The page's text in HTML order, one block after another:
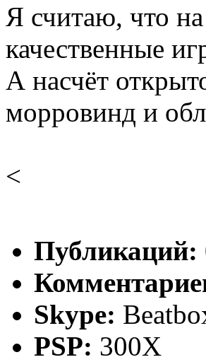
Я считаю, что
качественные
А насчёт
морровинд и
<
Публикаций:
Skype:
PSP: 300X